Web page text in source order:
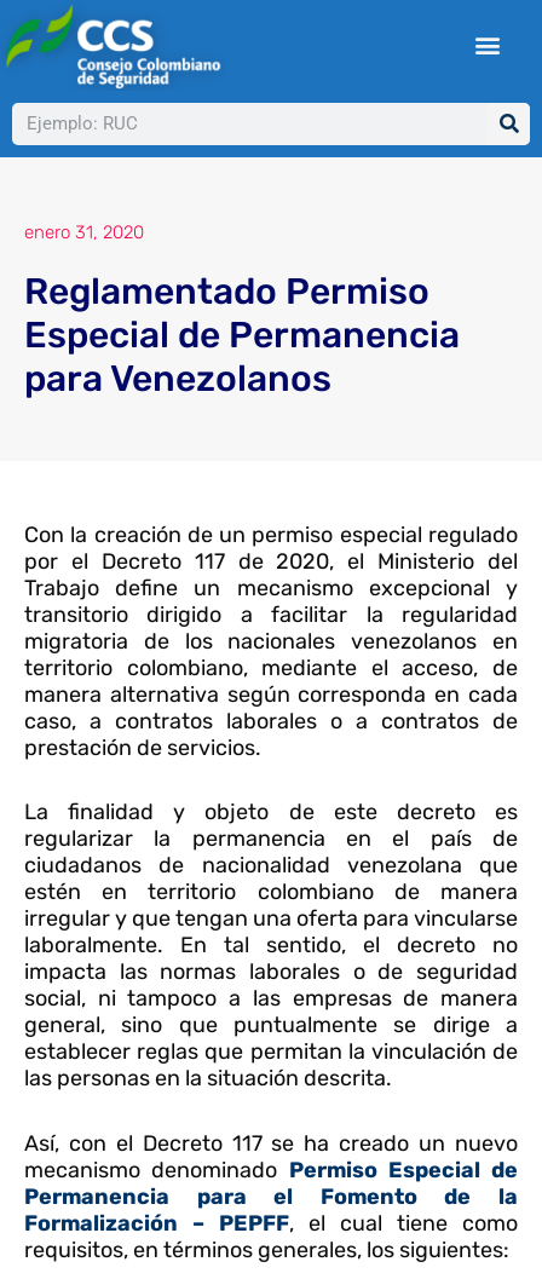
al
contenido
Buscar
enero 31, 2020
Reglamentado Permiso
Especial de Permanencia
para Venezolanos
Con la creación de un permiso especial regulado
por el Decreto 117 de 2020, el Ministerio del
Trabajo define un mecanismo excepcional y
transitorio dirigido a facilitar la regularidad
migratoria de los nacionales venezolanos en
territorio colombiano, mediante el acceso, de
manera alternativa según corresponda en cada
caso, a contratos laborales o a contratos de
prestación de servicios.
La finalidad y objeto de este decreto es
regularizar la permanencia en el país de
ciudadanos de nacionalidad venezolana que
estén en territorio colombiano de manera
irregular y que tengan una oferta para vincularse
laboralmente. En tal sentido, el decreto no
impacta las normas laborales o de seguridad
social, ni tampoco a las empresas de manera
general, sino que puntualmente se dirige a
establecer reglas que permitan la vinculación de
las personas en la situación descrita.
Así, con el Decreto 117 se ha creado un nuevo
mecanismo denominado Permiso Especial de
Permanencia para el Fomento de la
Formalización – PEPFF, el cual tiene como
requisitos, en términos generales, los siguientes: